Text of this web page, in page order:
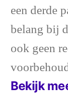
een derde
belang bij
ook geen
Bekijk